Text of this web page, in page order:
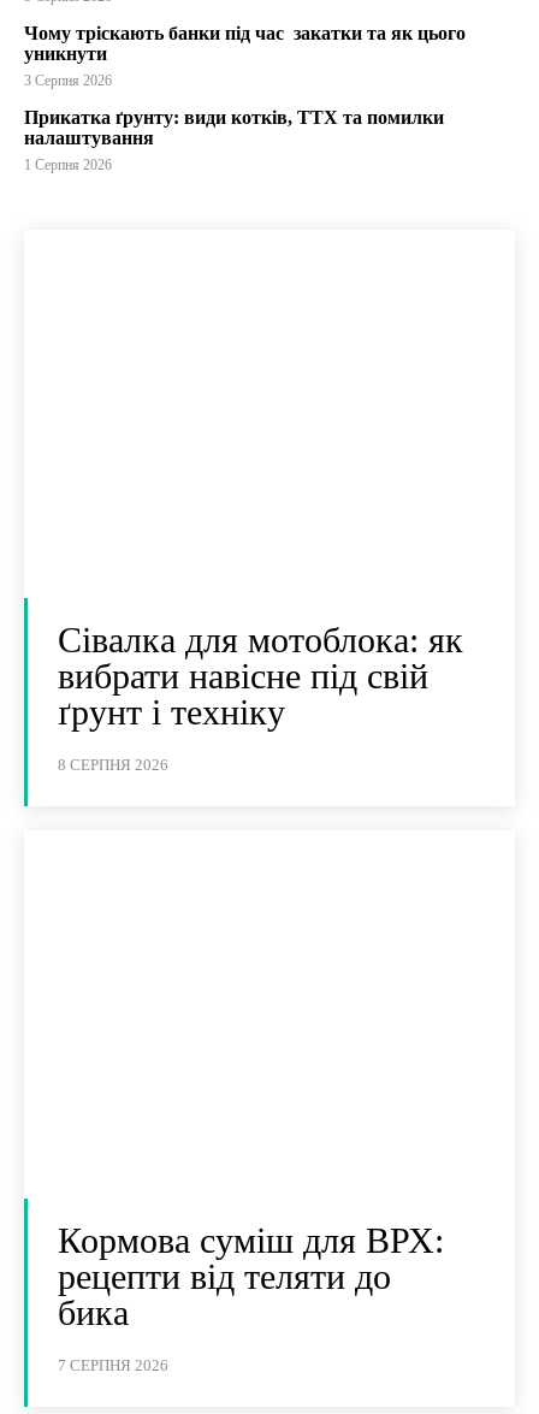
Чому тріскають банки під час закатки та як цього
уникнути
3 Серпня 2026
Прикатка ґрунту: види котків, ТТХ та помилки
налаштування
1 Серпня 2026
Сівалка для мотоблока: як
вибрати навісне під свій
ґрунт і техніку
8 СЕРПНЯ 2026
Кормова суміш для ВРХ:
рецепти від теляти до
бика
7 СЕРПНЯ 2026